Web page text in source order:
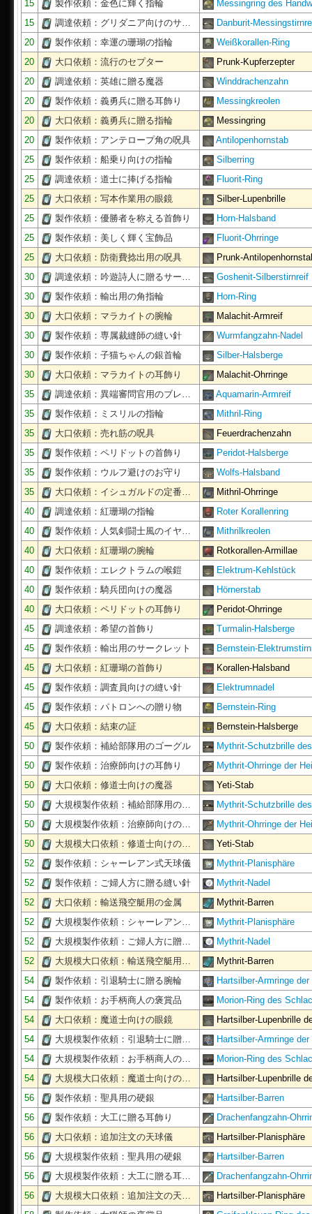
15
製作依頼：金色に輝く指輪
Messingring des
15
調達依頼：グリダニア向けのサ…
Danburit-
20
製作依頼：幸運の珊瑚の指輪
Weißkorallen-Ring
20
大口依頼：流行のセプター
Prunk-Kupferzepter
20
調達依頼：英雄に贈る魔器
Winddrachenzahn
20
製作依頼：義勇兵に贈る耳飾り
Messingkreolen
20
大口依頼：義勇兵に贈る指輪
Messingring
20
製作依頼：アンテロープ角の呪具
Antilopenhornstab
25
製作依頼：船乗り向けの指輪
Silberring
25
調達依頼：道士に捧げる指輪
Fluorit-Ring
25
大口依頼：写本作業用の眼鏡
Silber-Lupenbrille
25
製作依頼：優勝者を称える首飾り
Horn-Halsband
25
製作依頼：美しく輝く宝飾品
Fluorit-Ohrringe
25
大口依頼：防衛費捻出用の呪具
Prunk-
30
調達依頼：吟遊詩人に贈るサー…
Goshenit-Silberstirnreif
30
製作依頼：輸出用の角指輪
Horn-Ring
30
大口依頼：マラカイトの腕輪
Malachit-Armreif
30
製作依頼：専属裁縫師の縫い針
Wurmfangzahn-Nadel
30
製作依頼：子猫ちゃんの銀首輪
Silber-Halsberge
30
大口依頼：マラカイトの耳飾り
Malachit-Ohrringe
35
調達依頼：異端審問官用のブレ…
Aquamarin-Armreif
35
製作依頼：ミスリルの指輪
Mithril-Ring
35
大口依頼：売れ筋の呪具
Feuerdrachenzahn
35
製作依頼：ペリドットの首飾り
Peridot-Halsberge
35
製作依頼：ウルフ避けのお守り
Wolfs-Halsband
35
大口依頼：イシュガルドの定番…
Mithril-Ohrringe
40
調達依頼：紅珊瑚の指輪
Roter Korallenring
40
製作依頼：人気剣闘士風のイヤ…
Mithrilkreolen
40
大口依頼：紅珊瑚の腕輪
Rotkorallen-Armillae
40
製作依頼：エレクトラムの喉鎧
Elektrum-Kehlstück
40
製作依頼：騎兵団向けの魔器
Hörnerstab
40
大口依頼：ペリドットの耳飾り
Peridot-Ohrringe
45
調達依頼：希望の首飾り
Turmalin-Halsberge
45
製作依頼：輸出用のサークレット
Bernstein-
45
大口依頼：紅珊瑚の首飾り
Korallen-Halsband
45
製作依頼：調査員向けの縫い針
Elektrumnadel
45
製作依頼：パトロンへの贈り物
Bernstein-Ring
45
大口依頼：結束の証
Bernstein-Halsberge
50
製作依頼：補給部隊用のゴーグル
Mythrit-Schutzbrille
50
製作依頼：治療師向けの耳飾り
Mythrit-Ohrringe der
50
大口依頼：修道士向けの魔器
Yeti-Stab
50
大規模製作依頼：補給部隊用の…
Mythrit-Schutzbrille
50
大規模製作依頼：治療師向けの…
Mythrit-Ohrringe der
50
大規模大口依頼：修道士向けの…
Yeti-Stab
52
製作依頼：シャーレアン式天球儀
Mythrit-Planisphäre
52
製作依頼：ご婦人方に贈る縫い針
Mythrit-Nadel
52
大口依頼：輸送飛空艇用の金属
Mythrit-Barren
52
大規模製作依頼：シャーレアン…
Mythrit-Planisphäre
52
大規模製作依頼：ご婦人方に贈…
Mythrit-Nadel
52
大規模大口依頼：輸送飛空艇用…
Mythrit-Barren
54
製作依頼：引退騎士に贈る腕輪
Hartsilber-Armringe
54
製作依頼：お手柄商人の褒賞品
Morion-Ring des
54
大口依頼：魔道士向けの眼鏡
Hartsilber-Lupenbrille
54
大規模製作依頼：引退騎士に贈…
Hartsilber-Armringe
54
大規模製作依頼：お手柄商人の…
Morion-Ring des
54
大規模大口依頼：魔道士向けの…
Hartsilber-Lupenbrille
56
製作依頼：聖具用の硬銀
Hartsilber-Barren
56
製作依頼：大工に贈る耳飾り
Drachenfangzahn-
56
大口依頼：追加注文の天球儀
Hartsilber-Planisphäre
56
大規模製作依頼：聖具用の硬銀
Hartsilber-Barren
56
大規模製作依頼：大工に贈る耳…
Drachenfangzahn-
56
大規模大口依頼：追加注文の天…
Hartsilber-Planisphäre